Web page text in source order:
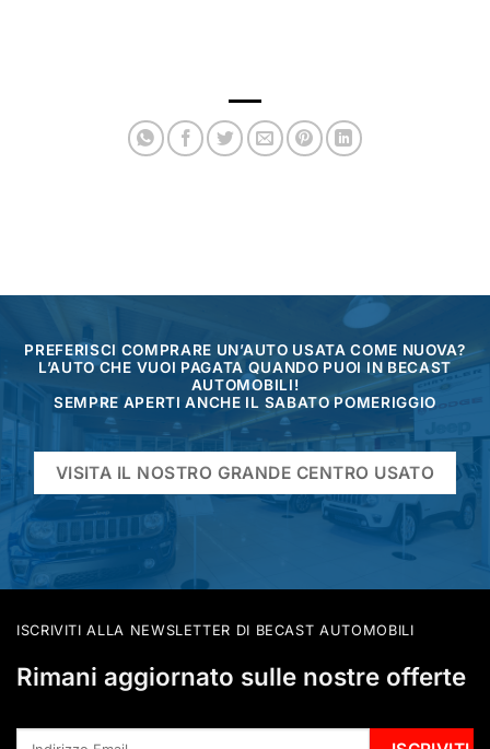
PREFERISCI COMPRARE UN’AUTO USATA COME NUOVA?
L’AUTO CHE VUOI PAGATA QUANDO PUOI IN BECAST
AUTOMOBILI!
SEMPRE APERTI ANCHE IL SABATO POMERIGGIO
VISITA IL NOSTRO GRANDE CENTRO USATO
ISCRIVITI ALLA NEWSLETTER DI BECAST AUTOMOBILI
Rimani aggiornato sulle nostre offerte